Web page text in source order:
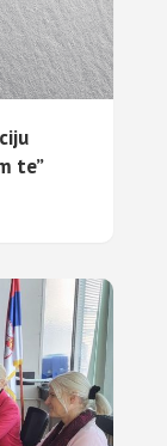
te”